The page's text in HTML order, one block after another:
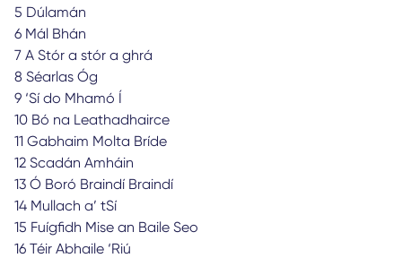
5 Dúlamán
6 Mál Bhán
7 A Stór a stór a ghrá
8 Séarlas Óg
9 ‘Sí do Mhamó Í
10 Bó na Leathadhairce
11 Gabhaim Molta Bríde
12 Scadán Amháin
13 Ó Boró Braindí Braindí
14 Mullach a’ tSí
15 Fuígfidh Mise an Baile Seo
16 Téir Abhaile ‘Riú